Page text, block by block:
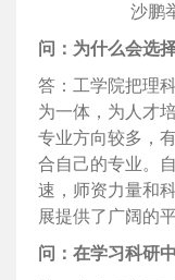
沙鹏
问：为什么会选
答：工学院把理
为一体，为人才
专业方向较多，
合自己的专业。
速，师资力量和
展提供了广阔的平
问：在学习科研